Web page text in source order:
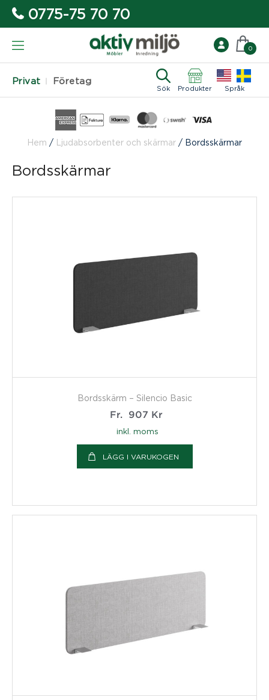
0775-75 70 70
Privat Företag
Sök Produkter Språk
0
Hem / Ljudabsorbenter och skärmar / Bordsskärmar
Bordsskärmar
Bordsskärm – Silencio Basic
Fr.
907 Kr
inkl. moms
LÄGG I VARUKOGEN